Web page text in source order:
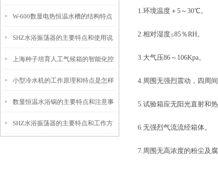
安全须知
W-600数显电热恒温水槽的结构特点
与注意事项
SHZ水浴振荡器的主要特点和使用说
明
上海种子培育人工气候箱的智能化控
制技术和功能特性
小型冷水机的工作原理和特点是怎样
的？
数显恒温水浴锅的主要特点和注意事
项
SHZ水浴振荡器的主要特点和工作方
1.环境温度＋5～30℃。
2.相对湿度≤85％RH。
3.大气压86～106Kpa。
4.周围无强烈震动，四周
5.试验箱应无阳光直射和
6.无强烈气流流经箱体。
7.周围无高浓度的粉尘及